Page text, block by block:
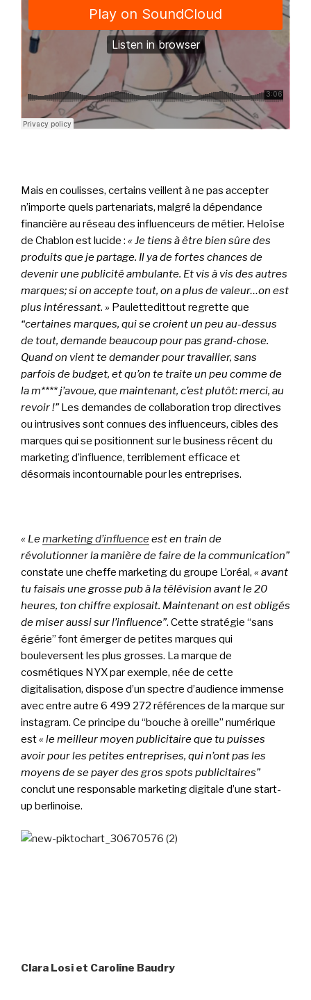
Mais en coulisses, certains veillent à ne pas accepter
n’importe quels partenariats, malgré la dépendance
financière au réseau des influenceurs de métier. Heloïse
de Chablon est lucide : « Je tiens à être bien sûre des
produits que je partage. Il ya de fortes chances de
devenir une publicité ambulante. Et vis à vis des autres
marques; si on accepte tout, on a plus de valeur…on est
plus intéressant. » Paulettedittout regrette que
“certaines marques, qui se croient un peu au-dessus
de tout, demande beaucoup pour pas grand-chose.
Quand on vient te demander pour travailler, sans
parfois de budget, et qu’on te traite un peu comme de
la m**** j’avoue, que maintenant, c’est plutôt: merci, au
revoir !”Les demandes de collaboration trop directives
ou intrusives sont connues des influenceurs, cibles des
marques qui se positionnent sur le business récent du
marketing d’influence, terriblement efficace et
désormais incontournable pour les entreprises.
« Lemarketing d’influenceest en train de
révolutionner la manière de faire de la communication”
constate une cheffe marketing du groupe L’oréal, « avant
tu faisais une grosse pub à la télévision avant le 20
heures, ton chiffre explosait. Maintenant on est obligés
de miser aussi sur l’influence”. Cette stratégie “sans
égérie” font émerger de petites marques qui
bouleversent les plus grosses. La marque de
cosmétiques NYX par exemple, née de cette
digitalisation, dispose d’un spectre d’audience immense
avec entre autre 6 499 272 références de la marque sur
instagram. Ce principe du “bouche à oreille” numérique
est« le meilleur moyen publicitaire que tu puisses
avoir pour les petites entreprises, qui n’ont pas les
moyens de se payer des gros spots publicitaires”
conclut une responsable marketing digitale d’une start-
up berlinoise.
Clara Losi et Caroline Baudry